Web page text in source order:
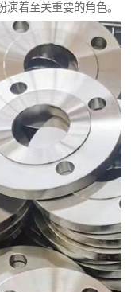
着至关重要的角色。